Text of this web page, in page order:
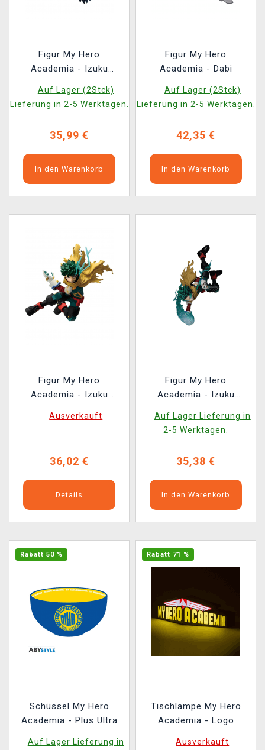
Figur My Hero
Academia - Izuku
Auf Lager (2Stck)
Lieferung in 2-5 Werktagen.
35,99 €
In den Warenkorb
Figur My Hero
Academia - Dabi
Auf Lager (2Stck)
Lieferung in 2-5 Werktagen.
42,35 €
In den Warenkorb
Figur My Hero
Academia - Izuku
(Banpresto)
Ausverkauft
36,02 €
Details
Figur My Hero
Academia - Izuku
Auf Lager Lieferung in
2-5 Werktagen.
35,38 €
In den Warenkorb
Rabatt 50 %
Schüssel My Hero
Academia - Plus Ultra
Auf Lager Lieferung in
Rabatt 71 %
Tischlampe My Hero
Academia - Logo
Ausverkauft